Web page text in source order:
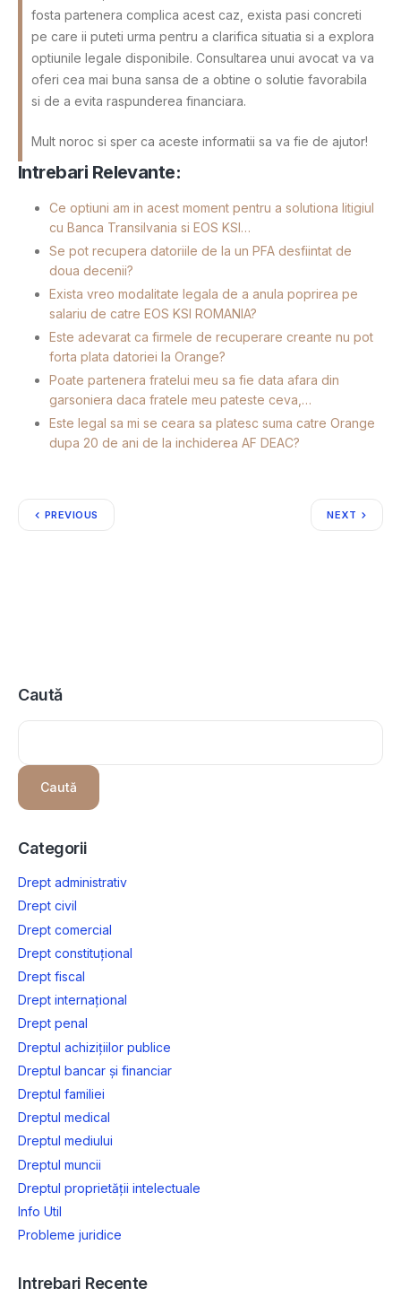
fosta partenera complica acest caz, exista pasi concreti
pe care ii puteti urma pentru a clarifica situatia si a explora
optiunile legale disponibile. Consultarea unui avocat va va
oferi cea mai buna sansa de a obtine o solutie favorabila
si de a evita raspunderea financiara.
Mult noroc si sper ca aceste informatii sa va fie de ajutor!
Intrebari Relevante:
Ce optiuni am in acest moment pentru a solutiona litigiul
cu Banca Transilvania si EOS KSI…
Se pot recupera datoriile de la un PFA desfiintat de
doua decenii?
Exista vreo modalitate legala de a anula poprirea pe
salariu de catre EOS KSI ROMANIA?
Este adevarat ca firmele de recuperare creante nu pot
forta plata datoriei la Orange?
Poate partenera fratelui meu sa fie data afara din
garsoniera daca fratele meu pateste ceva,…
Este legal sa mi se ceara sa platesc suma catre Orange
dupa 20 de ani de la inchiderea AF DEAC?
PREVIOUS NEXT
Caută
Caută
Categorii
Drept administrativ
Drept civil
Drept comercial
Drept constituțional
Drept fiscal
Drept internațional
Drept penal
Dreptul achizițiilor publice
Dreptul bancar și financiar
Dreptul familiei
Dreptul medical
Dreptul mediului
Dreptul muncii
Dreptul proprietății intelectuale
Info Util
Probleme juridice
Intrebari Recente